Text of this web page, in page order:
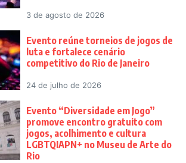
3 de agosto de 2026
Evento reúne torneios de jogos de
luta e fortalece cenário
competitivo do Rio de Janeiro
24 de julho de 2026
Evento “Diversidade em Jogo”
promove encontro gratuito com
jogos, acolhimento e cultura
LGBTQIAPN+ no Museu de Arte do
Rio